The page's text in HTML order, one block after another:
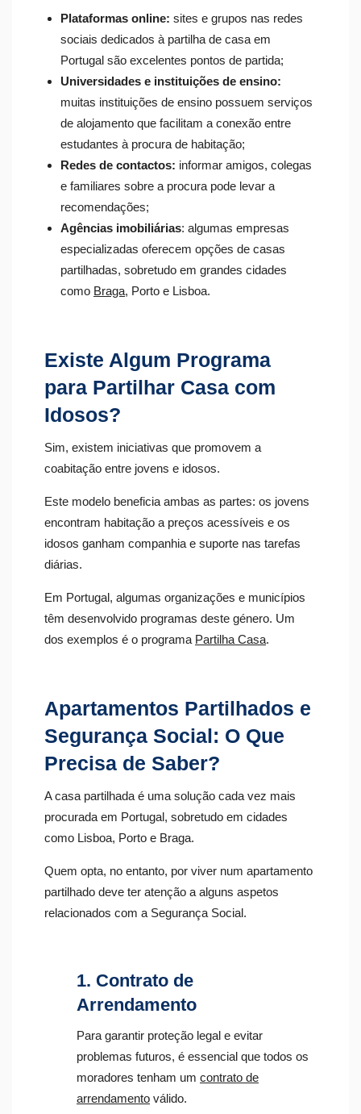
Plataformas online: sites e grupos nas redes
sociais dedicados à partilha de casa em
Portugal são excelentes pontos de partida;
Universidades e instituições de ensino:
muitas instituições de ensino possuem serviços
de alojamento que facilitam a conexão entre
estudantes à procura de habitação;
Redes de contactos: informar amigos, colegas
e familiares sobre a procura pode levar a
recomendações;
Agências imobiliárias: algumas empresas
especializadas oferecem opções de casas
partilhadas, sobretudo em grandes cidades
como Braga, Porto e Lisboa.
Existe Algum Programa
para Partilhar Casa com
Idosos?
Sim, existem iniciativas que promovem a
coabitação entre jovens e idosos.
Este modelo beneficia ambas as partes: os jovens
encontram habitação a preços acessíveis e os
idosos ganham companhia e suporte nas tarefas
diárias.
Em Portugal, algumas organizações e municípios
têm desenvolvido programas deste género. Um
dos exemplos é o programa Partilha Casa.
Apartamentos Partilhados e
Segurança Social: O Que
Precisa de Saber?
A casa partilhada é uma solução cada vez mais
procurada em Portugal, sobretudo em cidades
como Lisboa, Porto e Braga.
Quem opta, no entanto, por viver num apartamento
partilhado deve ter atenção a alguns aspetos
relacionados com a Segurança Social.
1. Contrato de
Arrendamento
Para garantir proteção legal e evitar
problemas futuros, é essencial que todos os
moradores tenham um contrato de
arrendamento válido.